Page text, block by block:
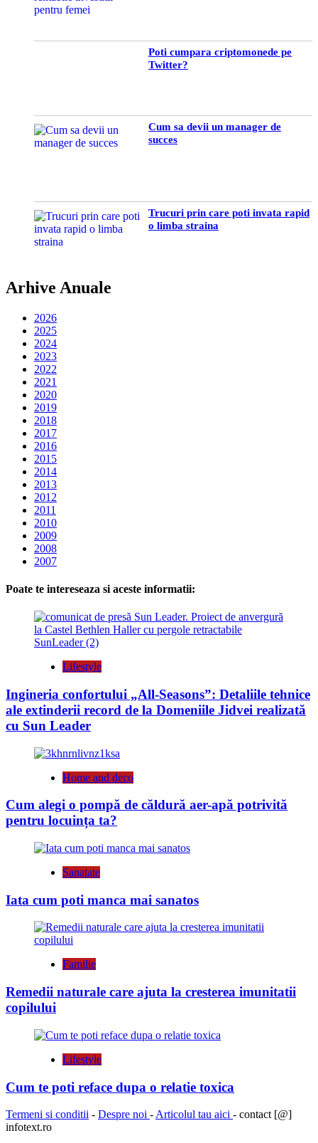
Poti cumpara criptomonede pe
Twitter?
Cum sa devii un manager de
succes
Trucuri prin care poti invata rapid
o limba straina
Arhive Anuale
2026
2025
2024
2023
2022
2021
2020
2019
2018
2017
2016
2015
2014
2013
2012
2011
2010
2009
2008
2007
Poate te intereseaza si aceste informatii:
Lifestyle
Ingineria confortului „All-Seasons”: Detaliile tehnice
ale extinderii record de la Domeniile Jidvei realizată
cu Sun Leader
Home and deco
Cum alegi o pompă de căldură aer-apă potrivită
pentru locuința ta?
Sanatate
Iata cum poti manca mai sanatos
Familie
Remedii naturale care ajuta la cresterea imunitatii
copilului
Lifestyle
Cum te poti reface dupa o relatie toxica
Termeni si conditii - Despre noi - Articolul tau aici - contact [@]
infotext.ro